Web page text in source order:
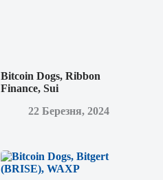
Bitcoin Dogs, Ribbon
Finance, Sui
22 Березня, 2024